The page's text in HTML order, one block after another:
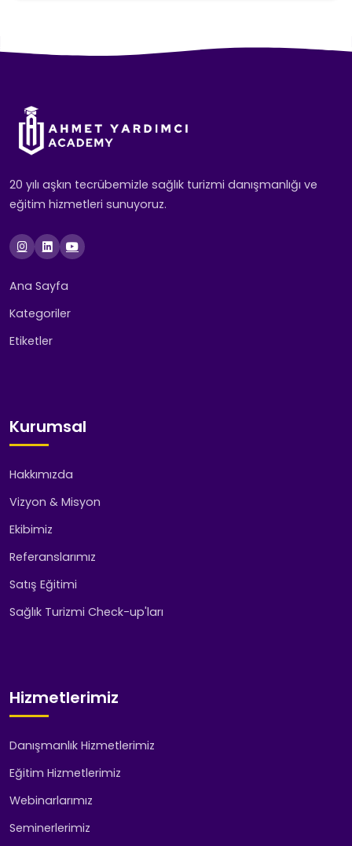
20 yılı aşkın tecrübemizle sağlık turizmi danışmanlığı ve
eğitim hizmetleri sunuyoruz.
Ana Sayfa
Kategoriler
Etiketler
Kurumsal
Hakkımızda
Vizyon & Misyon
Ekibimiz
Referanslarımız
Satış Eğitimi
Sağlık Turizmi Check-up'ları
Hizmetlerimiz
Danışmanlık Hizmetlerimiz
Eğitim Hizmetlerimiz
Webinarlarımız
Seminerlerimiz